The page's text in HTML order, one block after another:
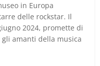
in Europa
delle rockstar. Il
2024, promette di
amanti della musica